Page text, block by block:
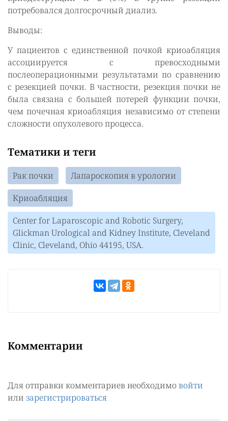
потребовался долгосрочный диализ.
Выводы:
У пациентов с единственной почкой криоабляция
ассоциируется с превосходными
послеоперационными результатами по сравнению
с резекцией почки. В частности, резекция почки не
была связана с большей потерей функции почки,
чем почечная криоабляция независимо от степени
сложности опухолевого процесса.
Тематики и теги
Рак почки
Лапароскопия в урологии
Криоабляция
Center for Laparoscopic and Robotic Surgery,
Glickman Urological and Kidney Institute, Cleveland
Clinic, Cleveland, Ohio 44195, USA.
Комментарии
Для отправки комментариев необходимо войти
или зарегистрироваться